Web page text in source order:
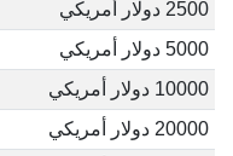
2500 دولار أمريكي
5000 دولار أمريكي
10000 دولار أمريكي
20000 دولار أمريكي